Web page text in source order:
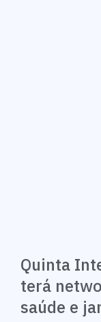
Quinta
terá
saúde e